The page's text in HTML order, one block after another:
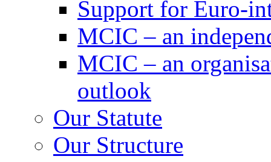
Support for Euro-
MCIC – an
MCIC – an
outlook
Our Statute
Our Structure